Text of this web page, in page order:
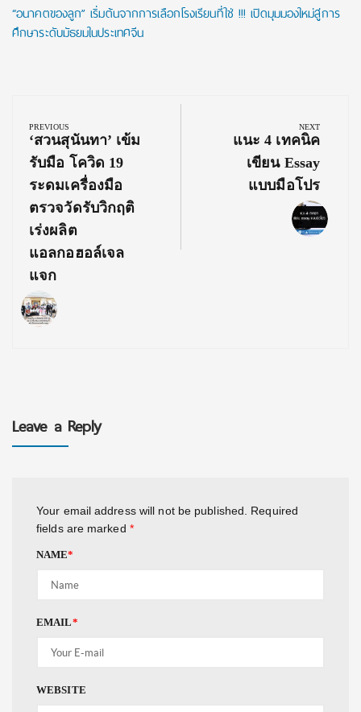
“อนาคตของลูก” เริ่มต้นจากการเลือกโรงเรียนที่ใช่ !!! เปิดมุมมองใหม่สู่การ
ศึกษาระดับมัธยมในประเทศจีน
navigation
PREVIOUS
Previous
Post:
‘สวนสุนันทา’ เข้ม
รับมือ โควิด 19
ระดมเครื่องมือ
ตรวจวัดรับวิกฤติ
เร่งผลิต
แอลกอฮอล์เจล
แจก
NEXT
Next
Post:
แนะ 4 เทคนิค
เขียน Essay
แบบมือโปร
Leave a Reply
Your email address will not be published.
Required
fields are marked *
NAME*
EMAIL*
WEBSITE